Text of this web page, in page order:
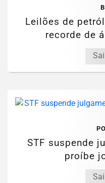
Leilões de
recorde de
STF suspende
proíbe